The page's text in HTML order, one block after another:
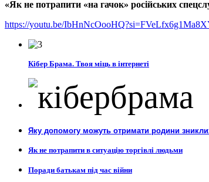
«Як не потрапити «на гачок» російських
https://youtu.be/
Кібер Брама. Твоя міць в інтернеті
Яку допомогу можуть отримати родини
Як не потрапити в ситуацію торгівлі людьми
Поради батькам під час війни